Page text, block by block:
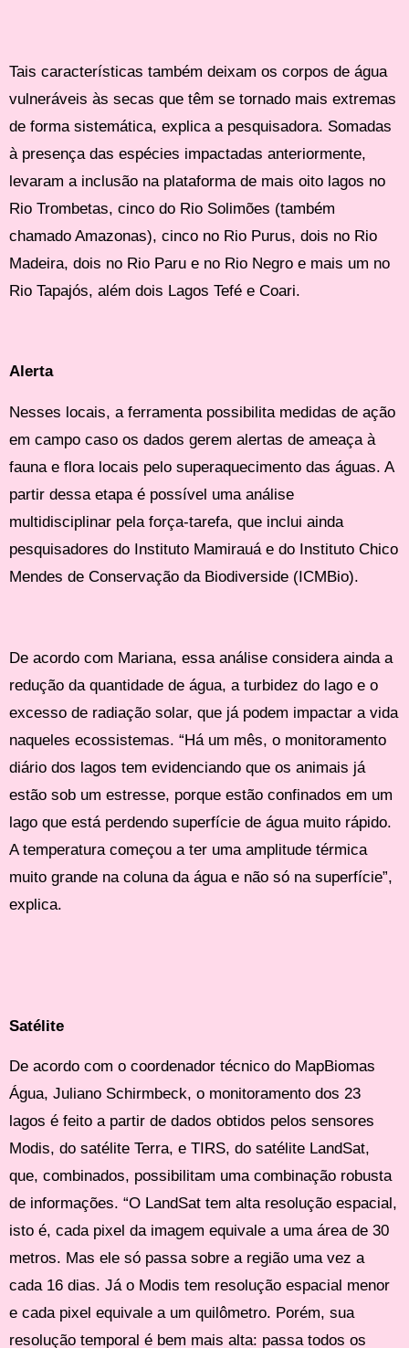
Tais características também deixam os corpos de água
vulneráveis às secas que têm se tornado mais extremas
de forma sistemática, explica a pesquisadora. Somadas
à presença das espécies impactadas anteriormente,
levaram a inclusão na plataforma de mais oito lagos no
Rio Trombetas, cinco do Rio Solimões (também
chamado Amazonas), cinco no Rio Purus, dois no Rio
Madeira, dois no Rio Paru e no Rio Negro e mais um no
Rio Tapajós, além dois Lagos Tefé e Coari.
Alerta
Nesses locais, a ferramenta possibilita medidas de ação
em campo caso os dados gerem alertas de ameaça à
fauna e flora locais pelo superaquecimento das águas. A
partir dessa etapa é possível uma análise
multidisciplinar pela força-tarefa, que inclui ainda
pesquisadores do Instituto Mamirauá e do Instituto Chico
Mendes de Conservação da Biodiverside (ICMBio).
De acordo com Mariana, essa análise considera ainda a
redução da quantidade de água, a turbidez do lago e o
excesso de radiação solar, que já podem impactar a vida
naqueles ecossistemas. “Há um mês, o monitoramento
diário dos lagos tem evidenciando que os animais já
estão sob um estresse, porque estão confinados em um
lago que está perdendo superfície de água muito rápido.
A temperatura começou a ter uma amplitude térmica
muito grande na coluna da água e não só na superfície”,
explica.
Satélite
De acordo com o coordenador técnico do MapBiomas
Água, Juliano Schirmbeck, o monitoramento dos 23
lagos é feito a partir de dados obtidos pelos sensores
Modis, do satélite Terra, e TIRS, do satélite LandSat,
que, combinados, possibilitam uma combinação robusta
de informações. “O LandSat tem alta resolução espacial,
isto é, cada pixel da imagem equivale a uma área de 30
metros. Mas ele só passa sobre a região uma vez a
cada 16 dias. Já o Modis tem resolução espacial menor
e cada pixel equivale a um quilômetro. Porém, sua
resolução temporal é bem mais alta: passa todos os